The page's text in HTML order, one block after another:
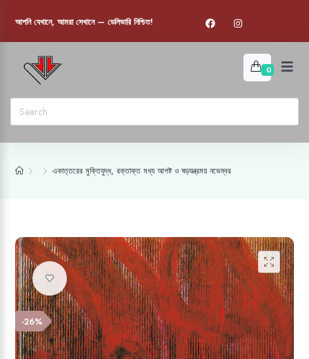
আপনি যেখানে, আমরা সেখানে — ডেলিভারি নিশ্চিত!
0
একাত্তরের মুক্তিযুদ্ধ, রক্তাক্ত মধ্য আগষ্ট ও ষড়যন্ত্রময় নভেম্বর
Add to wishlist
-26%